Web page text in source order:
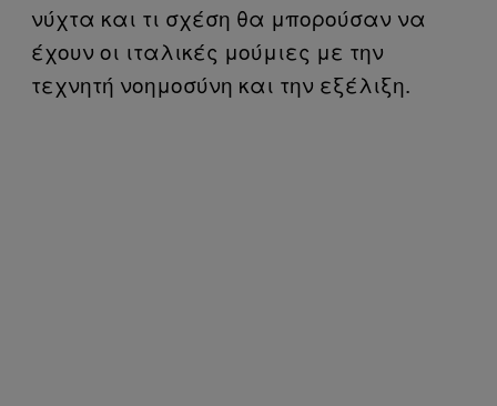
νύχτα και τι σχέση θα μπορούσαν να
έχουν οι ιταλικές μούμιες με την
τεχνητή νοημοσύνη και την εξέλιξη.